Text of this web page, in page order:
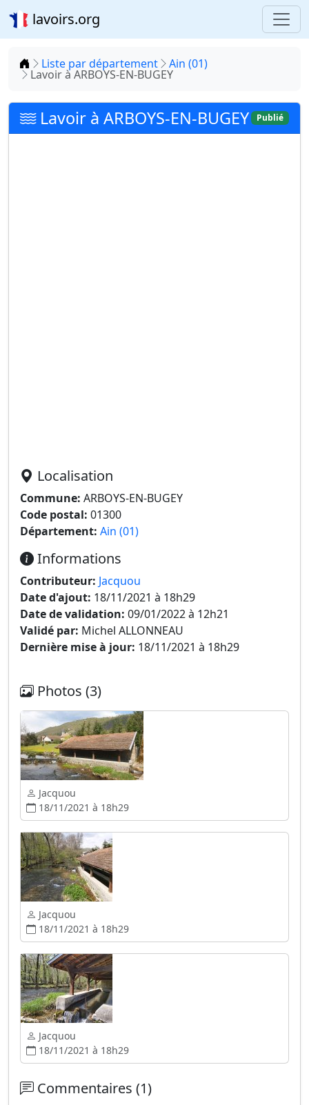
lavoirs.org
Accueil
Liste par département Ain (01)
Lavoir à ARBOYS-EN-BUGEY
Lavoir à ARBOYS-EN-BUGEY Publié
Localisation
Commune: ARBOYS-EN-BUGEY
Code postal: 01300
Département: Ain (01)
Informations
Contributeur: Jacquou
Date d'ajout: 18/11/2021 à 18h29
Date de validation: 09/01/2022 à 12h21
Validé par: Michel ALLONNEAU
Dernière mise à jour: 18/11/2021 à 18h29
Photos (3)
Jacquou
18/11/2021 à 18h29
Jacquou
18/11/2021 à 18h29
Jacquou
18/11/2021 à 18h29
Commentaires (1)